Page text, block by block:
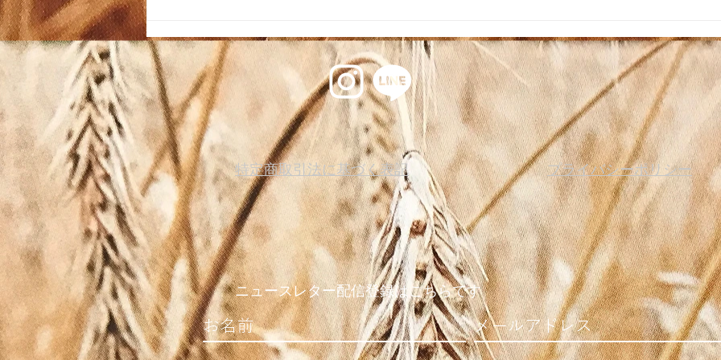
特定商取引法に基づく表記 プライバシーポリシー
ニュースレター配信登録はこちらです